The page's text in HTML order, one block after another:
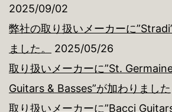
2025/09/02
弊社の取り扱いメーカーに
ました。
2025/05/26
取り扱いメーカーに”St.
Guitars & Basses”が加わりました
取り扱いメーカーに”Bacci